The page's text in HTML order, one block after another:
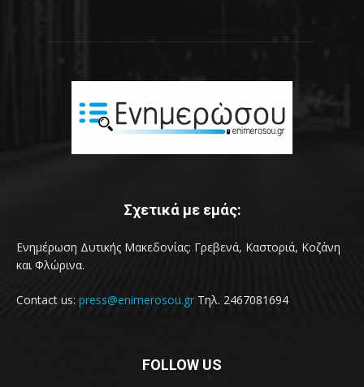
Σχετικά με εμάς:
Ενημέρωση Δυτικής Μακεδονίας: Γρεβενά, Καστοριά, Κοζάνη
και Φλώρινα.
Contact us: press@enimerosou.gr Τηλ. 2467081694
FOLLOW US